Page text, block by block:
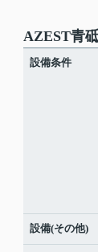
AZEST青
設備条件
設備(その他)